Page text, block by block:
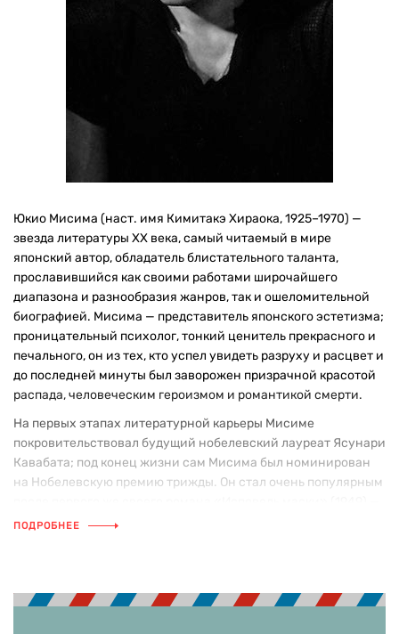
Юкио Мисима (наст. имя Кимитакэ Хираока, 1925–1970) —
звезда литературы XX века, самый читаемый в мире
японский автор, обладатель блистательного таланта,
прославившийся как своими работами широчайшего
диапазона и разнообразия жанров, так и ошеломительной
биографией. Мисима — представитель японского эстетизма;
проницательный психолог, тонкий ценитель прекрасного и
печального, он из тех, кто успел увидеть разруху и расцвет и
до последней минуты был заворожен призрачной красотой
распада, человеческим героизмом и романтикой смерти.
На первых этапах литературной карьеры Мисиме
покровительствовал будущий нобелевский лауреат Ясунари
Кавабата; под конец жизни сам Мисима был номинирован
на Нобелевскую премию трижды. Он стал очень популярным
такого голоса Япония еще не слышала, была шокирована и
снова и снова подтверждали это ее первое впечатление.
ПОДРОБНЕЕ